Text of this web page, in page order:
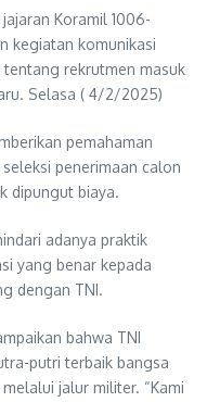
Koramil 1006-
kegiatan komunikasi
rekrutmen masuk
Selasa ( 4/2/2025)
pemahaman
penerimaan calon
dipungut biaya.
adanya praktik
yang benar kepada
dengan TNI.
bahwa TNI
putri terbaik bangsa
jalur militer. “Kami